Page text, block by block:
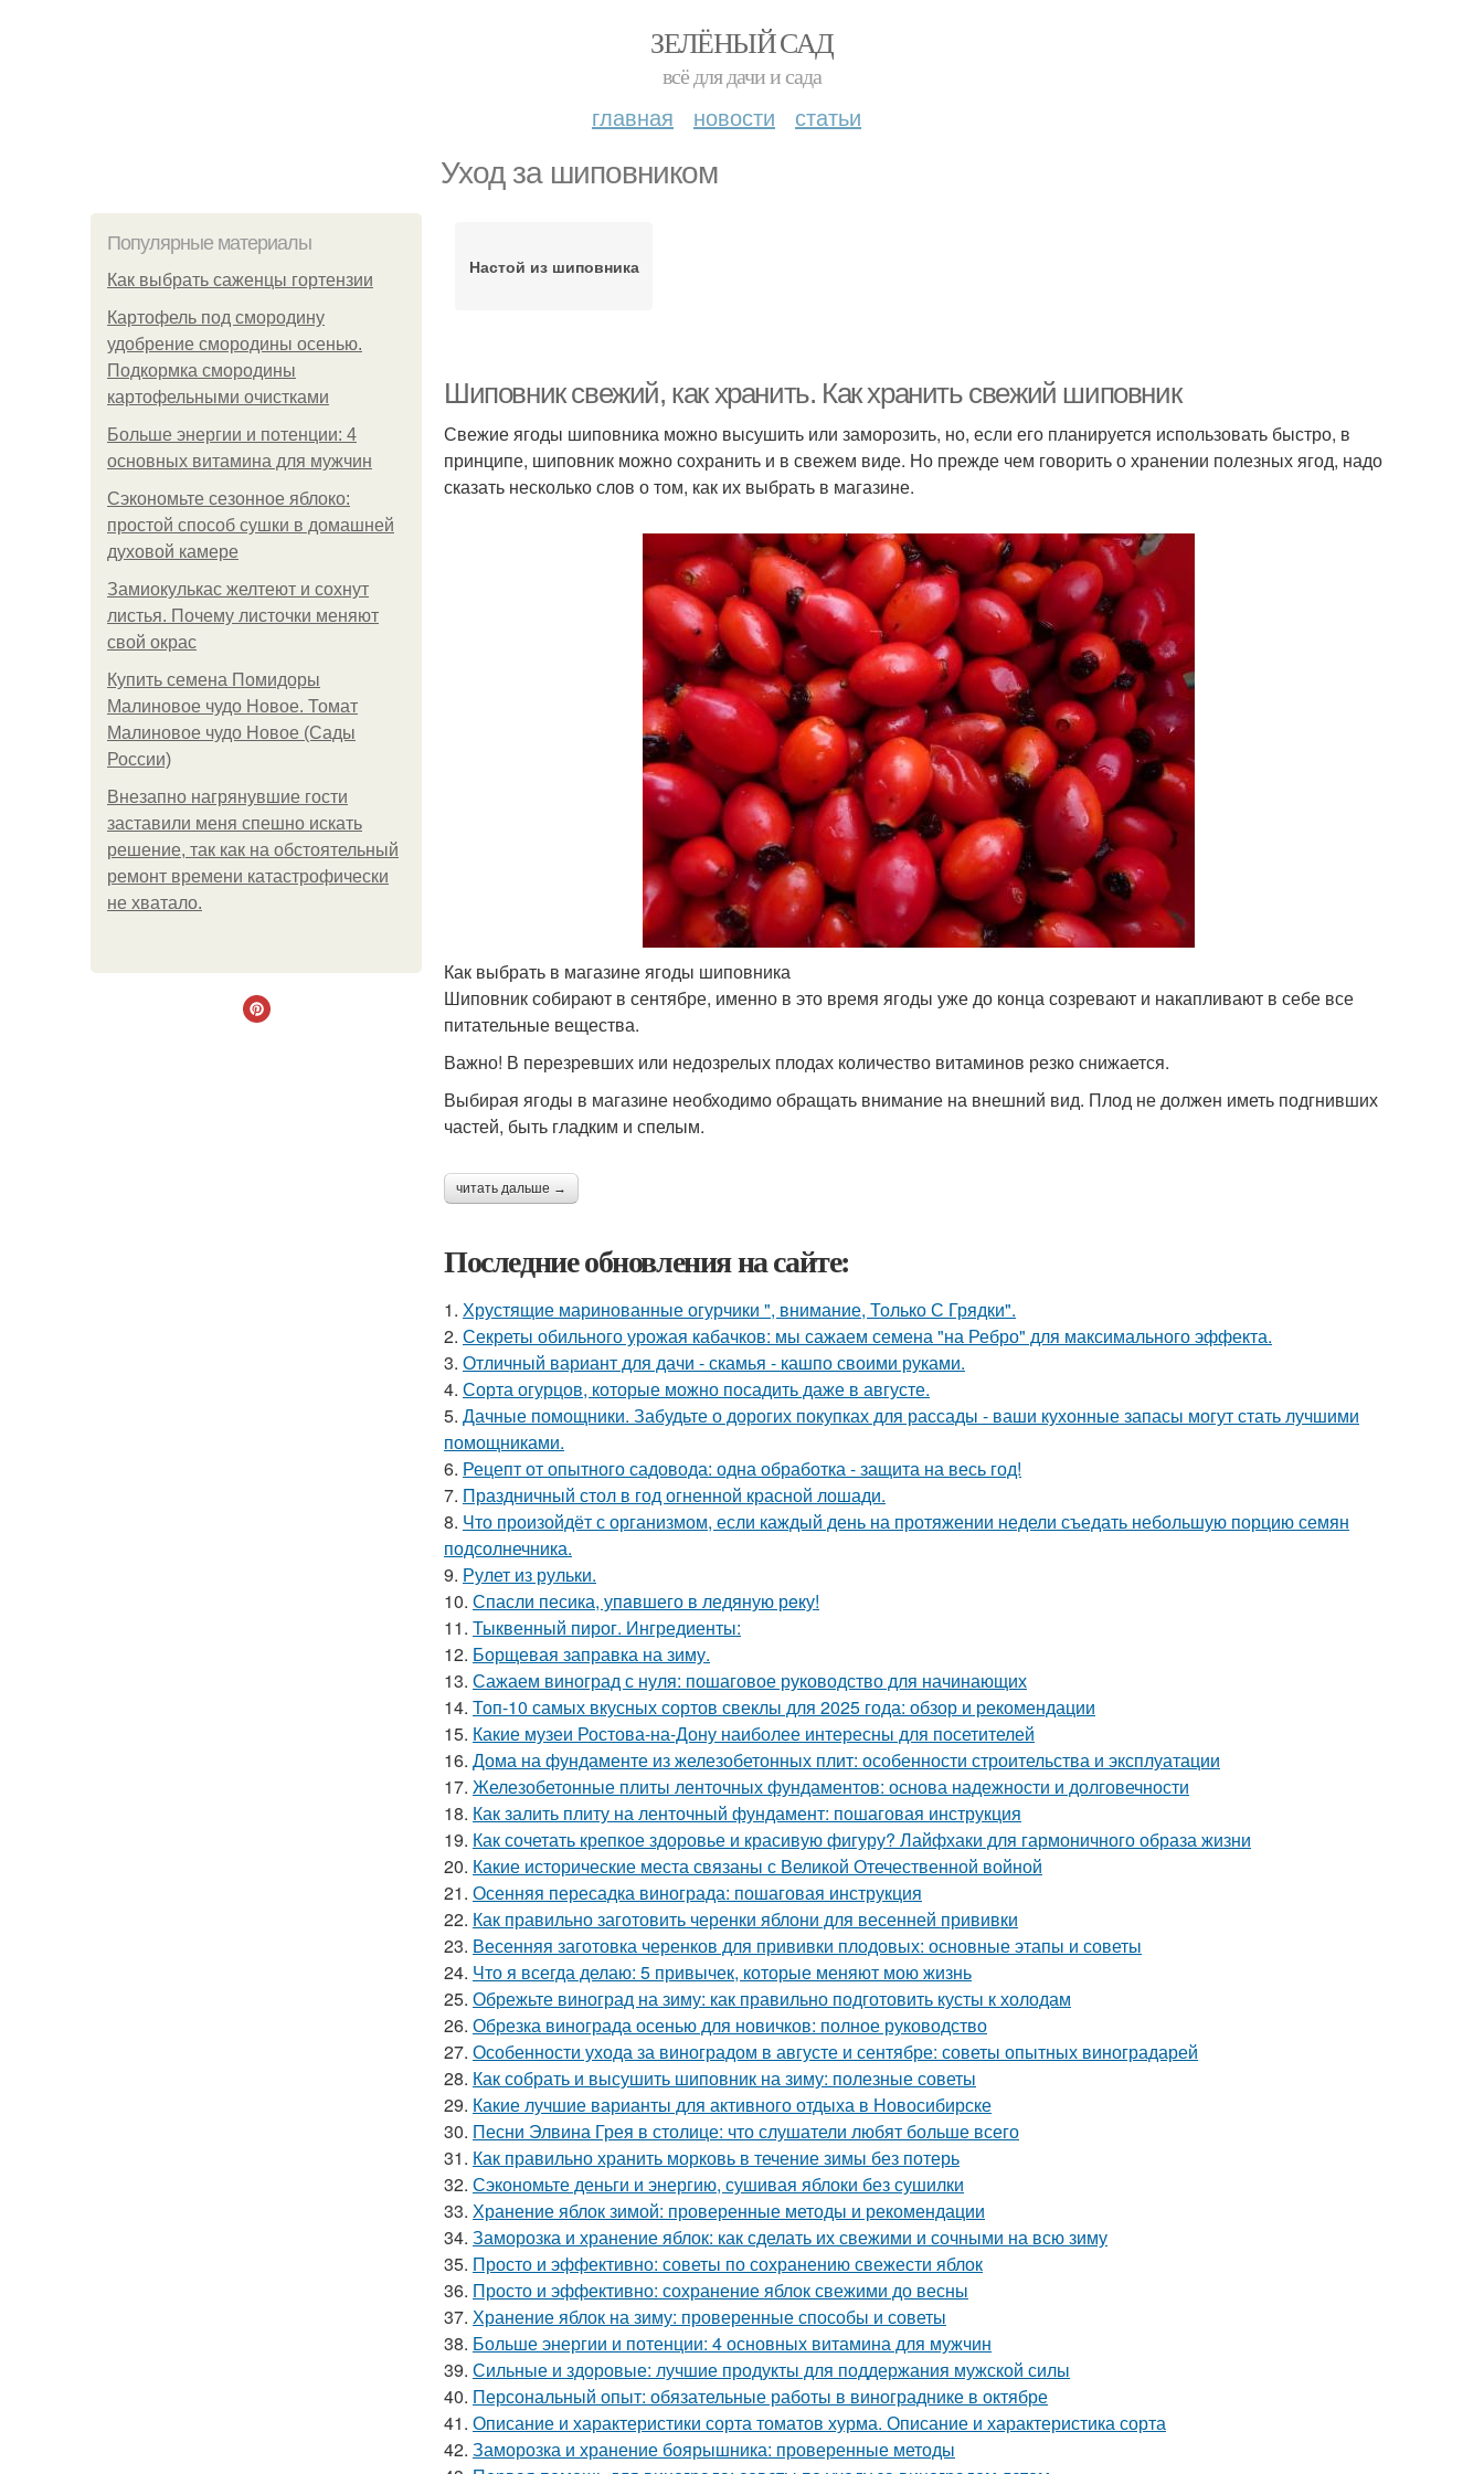
ЗЕЛЁНЫЙ САД
всё для дачи и сада
главная новости статьи
Уход за шиповником
Популярные материалы
Как выбрать саженцы гортензии
Картофель под смородину
удобрение смородины осенью.
Подкормка смородины
картофельными очистками
Больше энергии и потенции: 4
основных витамина для мужчин
Сэкономьте сезонное яблоко:
простой способ сушки в домашней
духовой камере
Замиокулькас желтеют и сохнут
листья. Почему листочки меняют
свой окрас
Купить семена Помидоры
Малиновое чудо Новое. Томат
Малиновое чудо Новое (Сады
России)
Внезапно нагрянувшие гости
заставили меня спешно искать
решение, так как на обстоятельный
ремонт времени катастрофически
не хватало.
Настой из шиповника
Шиповник свежий, как хранить. Как хранить свежий шиповник
Свежие ягоды шиповника можно высушить или заморозить, но, если его планируется использовать быстро, в
принципе, шиповник можно сохранить и в свежем виде. Но прежде чем говорить о хранении полезных ягод, надо
сказать несколько слов о том, как их выбрать в магазине.
Как выбрать в магазине ягоды шиповника
Шиповник собирают в сентябре, именно в это время ягоды уже до конца созревают и накапливают в себе все
питательные вещества.
Важно! В перезревших или недозрелых плодах количество витаминов резко снижается.
Выбирая ягоды в магазине необходимо обращать внимание на внешний вид. Плод не должен иметь подгнивших
частей, быть гладким и спелым.
читать дальше →
Последние обновления на сайте:
1. Хрустящие маринованные огурчики ", внимание, Только С Грядки".
2. Секреты обильного урожая кабачков: мы сажаем семена "на Ребро" для максимального эффекта.
3. Отличный вариант для дачи - скамья - кашпо своими руками.
4. Сорта огурцов, которые можно посадить даже в августе.
5. Дачные помощники. Забудьте о дорогих покупках для рассады - ваши кухонные запасы могут стать лучшими
помощниками.
6. Рецепт от опытного садовода: одна обработка - защита на весь год!
7. Праздничный стол в год огненной красной лошади.
8. Что произойдёт с организмом, если каждый день на протяжении недели съедать небольшую порцию семян
подсолнечника.
9. Рулет из рульки.
10. Спасли песика, упaвшего в ледяную рeку!
11. Тыквенный пирог. Ингредиенты:
12. Борщевая заправка на зиму.
13. Сажаем виноград с нуля: пошаговое руководство для начинающих
14. Топ-10 самых вкусных сортов свеклы для 2025 года: обзор и рекомендации
15. Какие музеи Ростова-на-Дону наиболее интересны для посетителей
16. Дома на фундаменте из железобетонных плит: особенности строительства и эксплуатации
17. Железобетонные плиты ленточных фундаментов: основа надежности и долговечности
18. Как залить плиту на ленточный фундамент: пошаговая инструкция
19. Как сочетать крепкое здоровье и красивую фигуру? Лайфхаки для гармоничного образа жизни
20. Какие исторические места связаны с Великой Отечественной войной
21. Осенняя пересадка винограда: пошаговая инструкция
22. Как правильно заготовить черенки яблони для весенней прививки
23. Весенняя заготовка черенков для прививки плодовых: основные этапы и советы
24. Что я всегда делаю: 5 привычек, которые меняют мою жизнь
25. Обрежьте виноград на зиму: как правильно подготовить кусты к холодам
26. Обрезка винограда осенью для новичков: полное руководство
27. Особенности ухода за виноградом в августе и сентябре: советы опытных виноградарей
28. Как собрать и высушить шиповник на зиму: полезные советы
29. Какие лучшие варианты для активного отдыха в Новосибирске
30. Песни Элвина Грея в столице: что слушатели любят больше всего
31. Как правильно хранить морковь в течение зимы без потерь
32. Сэкономьте деньги и энергию, сушивая яблоки без сушилки
33. Хранение яблок зимой: проверенные методы и рекомендации
34. Заморозка и хранение яблок: как сделать их свежими и сочными на всю зиму
35. Просто и эффективно: советы по сохранению свежести яблок
36. Просто и эффективно: сохранение яблок свежими до весны
37. Хранение яблок на зиму: проверенные способы и советы
38. Больше энергии и потенции: 4 основных витамина для мужчин
39. Сильные и здоровые: лучшие продукты для поддержания мужской силы
40. Персональный опыт: обязательные работы в винограднике в октябре
41. Описание и характеристики сорта томатов хурма. Описание и характеристика сорта
42. Заморозка и хранение боярышника: проверенные методы